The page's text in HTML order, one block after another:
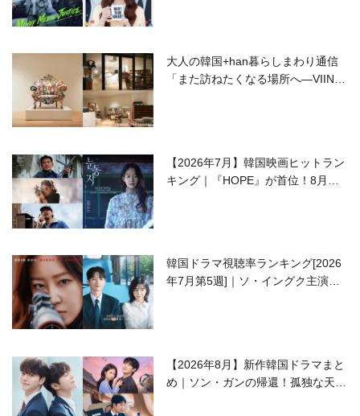
大人の韓国+han暮らしまわり通信
「また訪ねたくなる場所へ―VIIN C
【2026年7月】韓国映画ヒットラン
キング｜『HOPE』が首位！8月公
韓国ドラマ視聴率ランキング[2026
年7月第5週]｜ソ・イングク主演の
【2026年8月】新作韓国ドラマまと
め｜ソン・ガンの帰還！孤独な天才